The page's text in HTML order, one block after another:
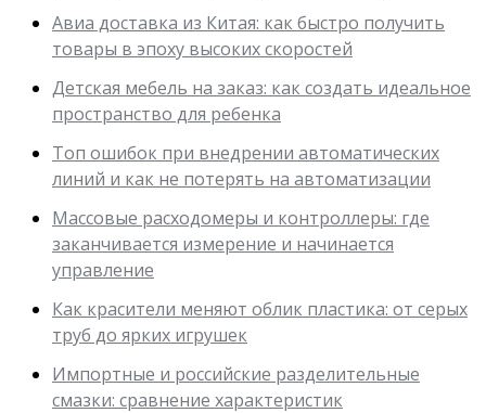
Авиа доставка из Китая: как быстро получить
товары в эпоху высоких скоростей
Детская мебель на заказ: как создать идеальное
пространство для ребенка
Топ ошибок при внедрении автоматических
линий и как не потерять на автоматизации
Массовые расходомеры и контроллеры: где
заканчивается измерение и начинается
управление
Как красители меняют облик пластика: от серых
труб до ярких игрушек
Импортные и российские разделительные
смазки: сравнение характеристик